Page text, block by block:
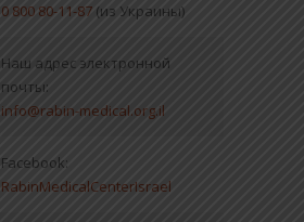
0 800 80-11-87 (из Украины)
Наш адрес электронной
почты:
info@rabin-medical.org.il
Facebook:
RabinMedicalCenterIsrael